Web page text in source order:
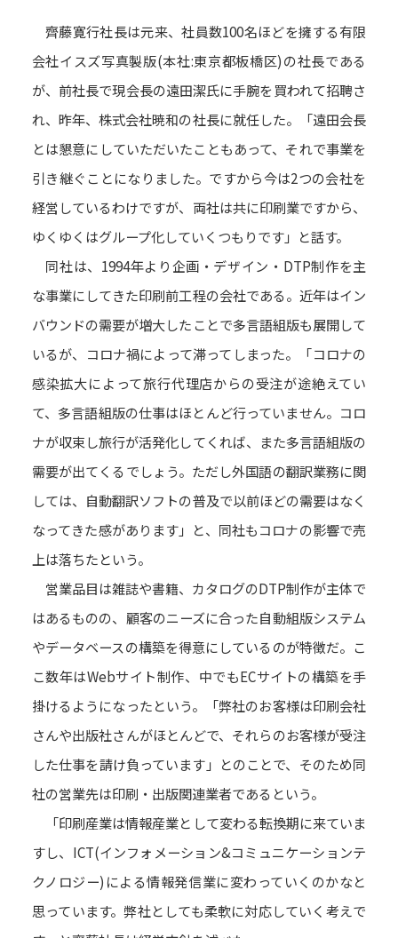
齊藤寛行社長は元来、社員数100名ほどを擁する有限
会社イスズ写真製版(本社:東京都板橋区)の社長である
が、前社長で現会長の遠田潔氏に手腕を買われて招聘さ
れ、昨年、株式会社暁和の社長に就任した。「遠田会長
とは懇意にしていただいたこともあって、それで事業を
引き継ぐことになりました。ですから今は2つの会社を
経営しているわけですが、両社は共に印刷業ですから、
ゆくゆくはグループ化していくつもりです」と話す。
同社は、1994年より企画・デザイン・DTP制作を主
な事業にしてきた印刷前工程の会社である。近年はイン
バウンドの需要が増大したことで多言語組版も展開して
いるが、コロナ禍によって滞ってしまった。「コロナの
感染拡大によって旅行代理店からの受注が途絶えてい
て、多言語組版の仕事はほとんど行っていません。コロ
ナが収束し旅行が活発化してくれば、また多言語組版の
需要が出てくるでしょう。ただし外国語の翻訳業務に関
しては、自動翻訳ソフトの普及で以前ほどの需要はなく
なってきた感があります」と、同社もコロナの影響で売
上は落ちたという。
営業品目は雑誌や書籍、カタログのDTP制作が主体で
はあるものの、顧客のニーズに合った自動組版システム
やデータベースの構築を得意にしているのが特徴だ。こ
こ数年はWebサイト制作、中でもECサイトの構築を手
掛けるようになったという。「弊社のお客様は印刷会社
さんや出版社さんがほとんどで、それらのお客様が受注
した仕事を請け負っています」とのことで、そのため同
社の営業先は印刷・出版関連業者であるという。
「印刷産業は情報産業として変わる転換期に来ていま
すし、ICT(インフォメーション&コミュニケーションテ
クノロジー)による情報発信業に変わっていくのかなと
思っています。弊社としても柔軟に対応していく考えで